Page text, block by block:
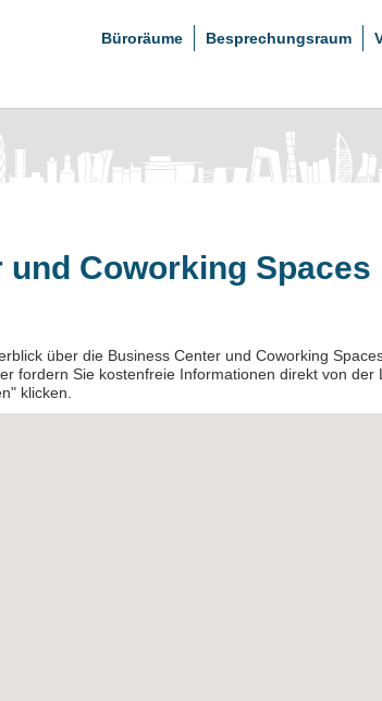
Büroräume Besprechungsraum
Coworking Spaces
über die Business Center und Coworking
fordern Sie kostenfreie Informationen direkt von der
klicken.